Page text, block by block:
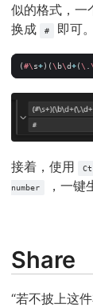
似的格式，一
换成
# 即可。
(#\ s+)(\ b\d+(\ \
接着，使用
number ，一键
Share
“若不披上这